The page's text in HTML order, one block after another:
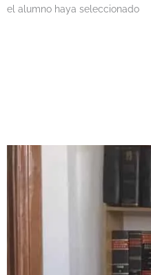
el alumno haya seleccionado